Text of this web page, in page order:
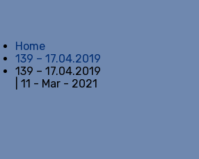
Home
139 – 17.04.2019
139 – 17.04.2019
| 11 - Mar - 2021